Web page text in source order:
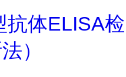
抗体ELISA检
）